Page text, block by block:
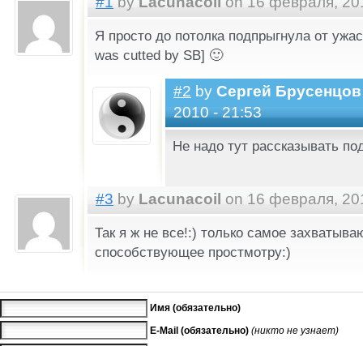
Я просто до потолка подпрыгнула от
was cutted by SB] 🙂
#2 by Сергей Брусенцов
2010 - 21:53
Не надо тут рассказывать
#3 by Lacunacoil on 16 февраля,
Так я ж не все!:) только самое
способствующее простмотру:)
Имя (обязательно)
E-Mail (обязательно) (никто не узнает)